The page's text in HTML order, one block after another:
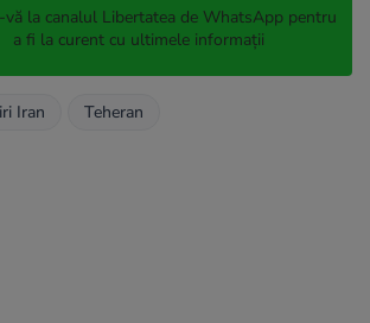
la canalul Libertatea de WhatsApp pentru
a fi la curent cu ultimele informații
Iran Teheran